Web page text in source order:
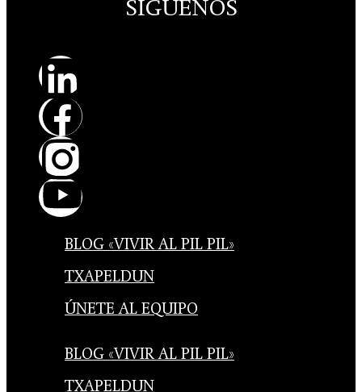
SÍGUENOS
BLOG «VIVIR AL PIL PIL»
TXAPELDUN
ÚNETE AL EQUIPO
BLOG «VIVIR AL PIL PIL»
TXAPELDUN